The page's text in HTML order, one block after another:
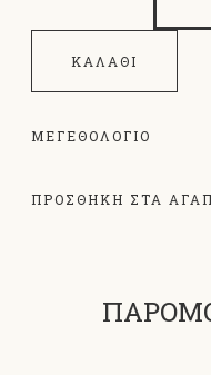
ΚΑΛΆΘΙ
ΜΕΓΕΘΟΛΌΓΙΟ
ΠΡΟΣΘΗΚΗ ΣΤΑ